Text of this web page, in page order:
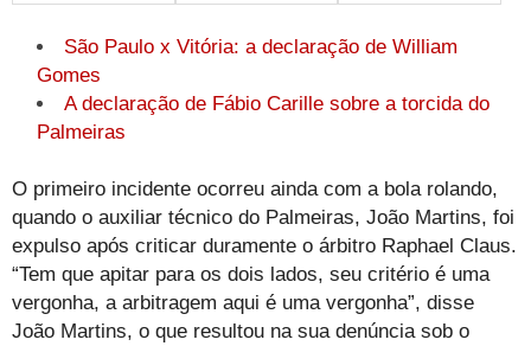
São Paulo x Vitória: a declaração de William
Gomes
A declaração de Fábio Carille sobre a torcida do
Palmeiras
O primeiro incidente ocorreu ainda com a bola rolando,
quando o auxiliar técnico do Palmeiras, João Martins, foi
expulso após criticar duramente o árbitro Raphael Claus.
“Tem que apitar para os dois lados, seu critério é uma
vergonha, a arbitragem aqui é uma vergonha”, disse
João Martins, o que resultou na sua denúncia sob o